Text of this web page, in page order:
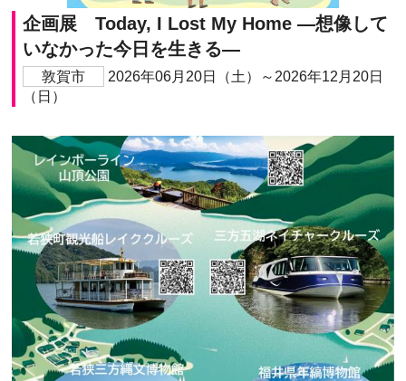
企画展 Today, I Lost My Home ―想像して
いなかった今日を生きる―
敦賀市
2026年06月20日（土）～2026年12月20日
（日）